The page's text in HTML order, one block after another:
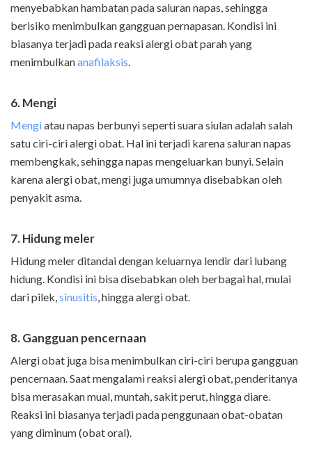
menyebabkan hambatan pada saluran napas, sehingga
berisiko menimbulkan gangguan pernapasan. Kondisi ini
biasanya terjadi pada reaksi alergi obat parah yang
menimbulkananafilaksis.
6. Mengi
Mengiatau napas berbunyi seperti suara siulan adalah salah
satu ciri-ciri alergi obat. Hal ini terjadi karena saluran napas
membengkak, sehingga napas mengeluarkan bunyi. Selain
karena alergi obat, mengi juga umumnya disebabkan oleh
penyakit asma.
7. Hidung meler
Hidung meler ditandai dengan keluarnya lendir dari lubang
hidung. Kondisi ini bisa disebabkan oleh berbagai hal, mulai
dari pilek,sinusitis, hingga alergi obat.
8. Gangguan pencernaan
Alergi obat juga bisa menimbulkan ciri-ciri berupa gangguan
pencernaan. Saat mengalami reaksi alergi obat, penderitanya
bisa merasakan mual, muntah, sakit perut, hingga diare.
Reaksi ini biasanya terjadi pada penggunaan obat-obatan
yang diminum (obat oral).